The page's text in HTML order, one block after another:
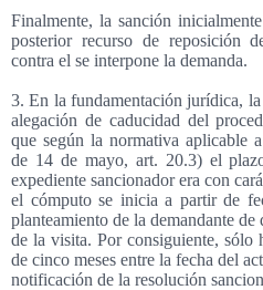
Finalmente, la sanción
posterior recurso de reposición
contra el se interpone la demanda.
3. En la fundamentación jurídica, la
alegación de caducidad del
que según la normativa aplicable
de 14 de mayo, art. 20.3) el
expediente sancionador era con
el cómputo se inicia a partir de
planteamiento de la demandante
de la visita. Por consiguiente, sólo
de cinco meses entre la fecha del
notificación de la resolución